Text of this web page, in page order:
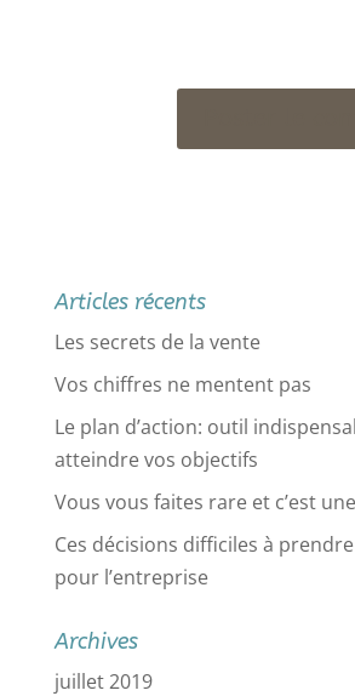
Articles récents
Les secrets de la vente
Vos chiffres ne mentent pas
Le plan d’action: outil
atteindre vos objectifs
Vous vous faites rare et c’est
Ces décisions difficiles à
pour l’entreprise
Archives
juillet 2019